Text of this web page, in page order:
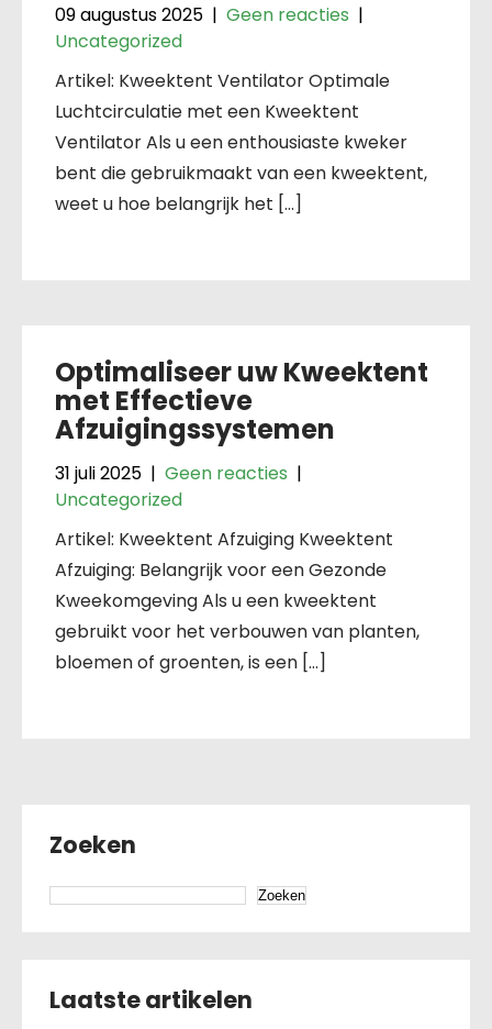
09 augustus 2025 | Geen reacties |
Uncategorized
Artikel: Kweektent Ventilator Optimale
Luchtcirculatie met een Kweektent
Ventilator Als u een enthousiaste kweker
bent die gebruikmaakt van een kweektent,
weet u hoe belangrijk het […]
Optimaliseer uw Kweektent
met Effectieve
Afzuigingssystemen
31 juli 2025 | Geen reacties |
Uncategorized
Artikel: Kweektent Afzuiging Kweektent
Afzuiging: Belangrijk voor een Gezonde
Kweekomgeving Als u een kweektent
gebruikt voor het verbouwen van planten,
bloemen of groenten, is een […]
Zoeken
Zoeken
Laatste artikelen